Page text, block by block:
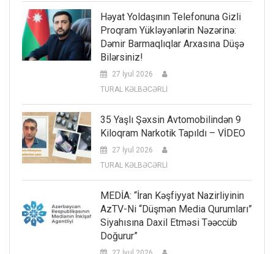
Həyat Yoldaşının Telefonuna Gizli
Proqram Yükləyənlərin Nəzərinə:
Dəmir Barmaqlıqlar Arxasına Düşə
Bilərsiniz!
27 İyul 2026
TURAL KƏLBƏCƏRLİ
35 Yaşlı Şəxsin Avtomobilindən 9
Kiloqram Narkotik Tapıldı – VİDEO
27 İyul 2026
TURAL KƏLBƏCƏRLİ
MEDİA: “İran Kəşfiyyat Nazirliyinin
AzTV-Ni “düşmən Media Qurumları”
Siyahısına Daxil Etməsi Təəccüb
Doğurur”